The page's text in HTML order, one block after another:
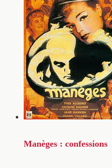
Manèges : confessions